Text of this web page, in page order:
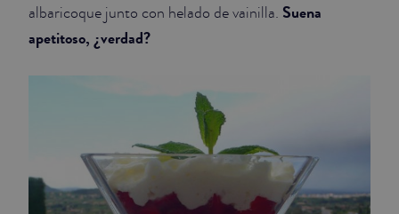
albaricoque junto con helado de vainilla. Suena
apetitoso, ¿verdad?